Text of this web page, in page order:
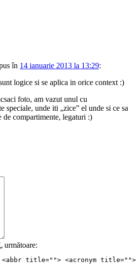
în 14 ianuarie 2013 la 13:29:
logice si se aplica in orice context :)
foto, am vazut unul cu
speciale, unde iti „zice” el unde si ce sa
compartimente, legaturi :)
următoare:
title=""> <acronym title="">